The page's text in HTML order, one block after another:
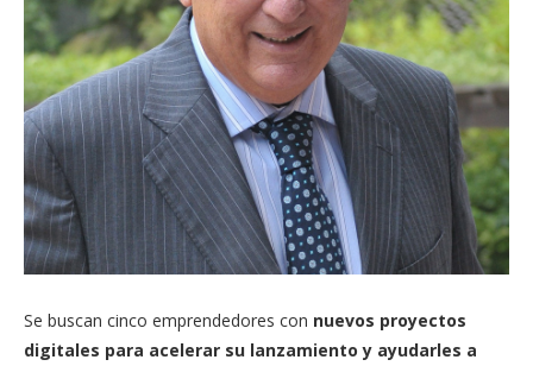
Se buscan cinco emprendedores con nuevos proyectos
digitales para acelerar su lanzamiento y ayudarles a